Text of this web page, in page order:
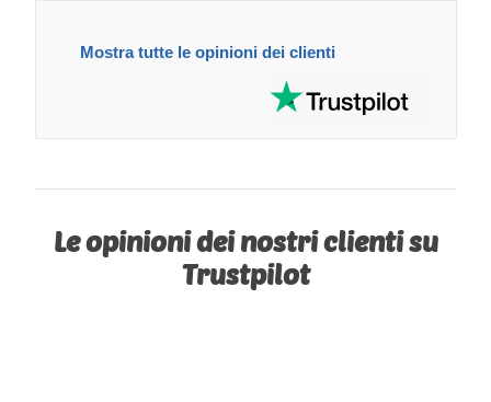
Mostra tutte le opinioni dei clienti
Le opinioni dei nostri clienti su
Trustpilot